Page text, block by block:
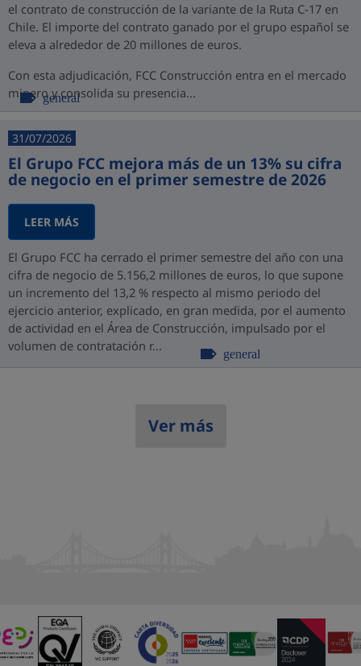
el contrato de construcción de la variante de la Ruta C-17 en
Chile. El importe del contrato ganado por el grupo español se
eleva a alrededor de 20 millones de euros.
Con esta adjudicación, FCC Construcción entra en el mercado
minero y consolida su presencia...
general
31/07/2026
El Grupo FCC mejora más de un 13% su cifra
de negocio en el primer semestre de 2026
LEER MÁS
El Grupo FCC ha cerrado el primer semestre del año con una
cifra de negocio de 5.156,2 millones de euros, lo que supone
un incremento del 13,2 % respecto al mismo periodo del
ejercicio anterior, explicado, en gran medida, por el aumento
de actividad en el Área de Construcción, impulsado por el
volumen de contratación r...
general
Ver más